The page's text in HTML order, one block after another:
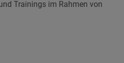
Trainings im Rahmen von